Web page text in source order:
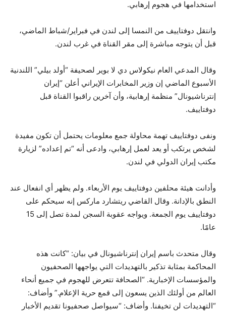
استخدامها في هجوم إرهابي.
وانتقل دوفتاييف من النمسا إلى لندن في فبراير/شباط الماضي،
قبل أن يتوجه مباشرة إلى مقر القناة في غرب لندن.
وقال المدعي العام نيكولاس دي لا بوير لصحيفة “أولد بيلي” اللندنية
الأسبوع الماضي إن وزير المخابرات الإيراني أعلن “إيران
إنترناشيونال” منظمة إرهابية، وأن آخرين راقبوا القناة قبل
دوفتاييف.
ونفى دوفتاييف تهمة محاولة جمع معلومات يحتمل أن تكون مفيدة
لشخص يرتكب أو يعد لعمل إرهابي، وادعى أنه “تم إعداده” لزيارة
مكتب إيران الدولي في لندن.
وأدانت هيئة محلفين دوفتاييف يوم الأربعاء. ولم يظهر أي انفعال عند
النطق بالإدانة. وقال القاضي ريتشارد ماركس إنه سيحكم على
دوفتاييف يوم الجمعة. ويواجه عقوبة السجن لمدة تصل إلى 15
عامًا.
وقال متحدث باسم إيران إنترناشيونال في بيان: “كانت هذه
المحاكمة بمثابة تذكير بالتهديدات التي يواجهها الصحفيون
والمؤسسات الإخبارية. “الصحافة تتعرض للهجوم في جميع أنحاء
العالم من أولئك الذين يسعون إلى قمع حرية الإعلام.” وأضاف:
“التهديدات لن تخيفنا. وأضاف: “سيواصل صحفيونا تقديم الأخبار